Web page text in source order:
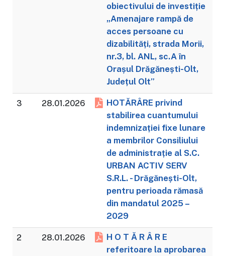
obiectivului de investiție
„Amenajare rampă de
acces persoane cu
dizabilități, strada Morii,
nr.3, bl. ANL, sc.A în
Orașul Drăgănești-Olt,
Județul Olt”
3 28.01.2026
HOTĂRÂRE privind
stabilirea cuantumului
indemnizației fixe lunare
a membrilor Consiliului
de administrație al S.C.
URBAN ACTIV SERV
S.R.L. - Drăgănești-Olt,
pentru perioada rămasă
din mandatul 2025 –
2029
2 28.01.2026
H O T Ă R Â R E
referitoare la aprobarea